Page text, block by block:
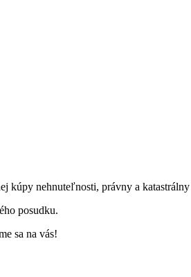
kúpy nehnuteľnosti, právny a katastrálny
posudku.
sa na vás!